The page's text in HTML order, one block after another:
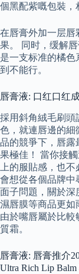
個黑配紫嘅包裝，
在唇膏外加一层唇
果。 同时，缓解
是一支标准的橘色
到不能行。
唇膏液: 口红口红
採用斜角絨毛刷頭
色，就連唇邊的細
品的競爭下，唇露
果極佳！ 當你接
上的服貼感，也
會想從各個品牌中
面子問題，關於深
濕唇膜等商品更如
由於嘴唇屬於比較
質霜。
唇膏液: 唇膏推介
Ultra Rich Lip